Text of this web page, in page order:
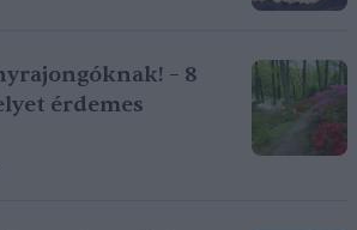
– 8
érdemes